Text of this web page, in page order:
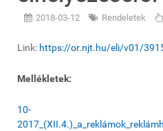
2018-03-12 Rendeletek
Link: https://or.njt.hu/eli/v01/
Mellékletek:
10-